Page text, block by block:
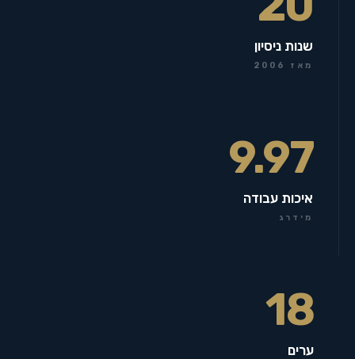
שנות ניסיון
מאז 2006
9.97
איכות עבודה
מידרג
18
ערים